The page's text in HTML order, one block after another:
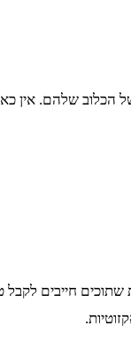
הכלוב שלהם. אין
חייבים לקבל